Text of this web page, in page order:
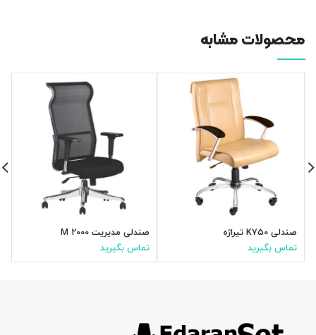
محصولات مشابه
صندلی K750 تیراژه
تماس بگیرید
صندلی مدیریت M 2000
تماس بگیرید